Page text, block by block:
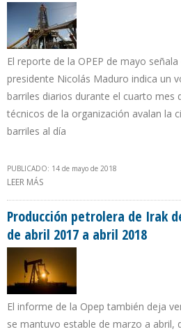
El reporte de la OPEP de mayo
presidente Nicolás Maduro indica un
barriles diarios durante el cuarto mes
técnicos de la organización avalan la
barriles al día
PUBLICADO: 14 de mayo de 2018
LEER MÁS
Producción petrolera de Irak
de abril 2017 a abril 2018
El informe de la Opep también deja
se mantuvo estable de marzo a abril,